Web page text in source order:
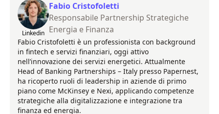
Linkedin
Fabio Cristofoletti
Responsabile Partnership Strategiche
Energia e Finanza
Fabio Cristofoletti è un professionista con background
in fintech e servizi finanziari, oggi attivo
nell’innovazione dei servizi energetici. Attualmente
Head of Banking Partnerships – Italy presso Papernest,
ha ricoperto ruoli di leadership in aziende di primo
piano come McKinsey e Nexi, applicando competenze
strategiche alla digitalizzazione e integrazione tra
finanza ed energia.